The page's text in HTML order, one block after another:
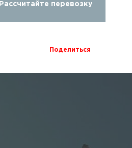
Рассчитайте перевозку
Поделиться